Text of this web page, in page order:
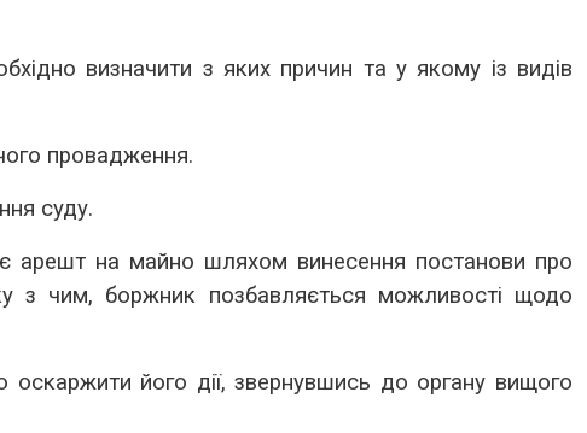
визначити з яких причин та у якому із видів
провадження.
суду.
арешт на майно шляхом винесення постанови про
з чим, боржник позбавляється можливості щодо
його дії, звернувшись до органу вищого